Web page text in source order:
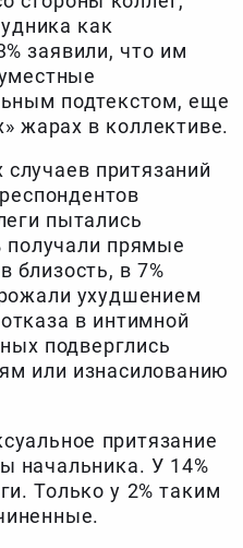
как
заявили, что им
подтекстом, еще
жарах в коллективе.
притязаний
пытались
получали прямые
близость, в 7%
ухудшением
в интимной
подверглись
или изнасилованию
притязание
начальника. У 14%
Только у 2% таким